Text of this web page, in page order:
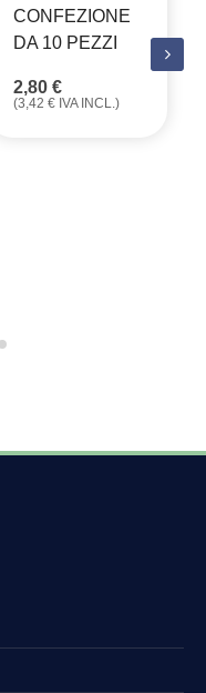
CONFEZIONE
DA 10 PEZZI
2,80 €
(3,42 € IVA INCL.)